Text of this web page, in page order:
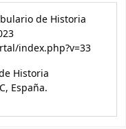
de Historia
index.php?v=33
Historia
España.